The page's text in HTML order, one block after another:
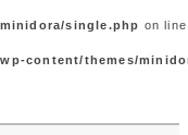
single.php on
content/themes/